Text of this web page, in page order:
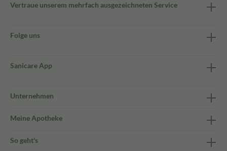
Vertraue unserem mehrfach ausgezeichneten Service
Folge uns
Sanicare App
Unternehmen
Meine Apotheke
So geht's